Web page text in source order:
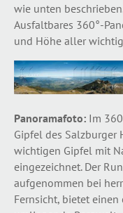
wie unten
Ausfaltbares 360°-
und Höhe aller
Panoramafoto: Im
Gipfel des Salzburger
wichtigen Gipfel mit
eingezeichnet. Der
aufgenommen bei
Fernsicht, bietet